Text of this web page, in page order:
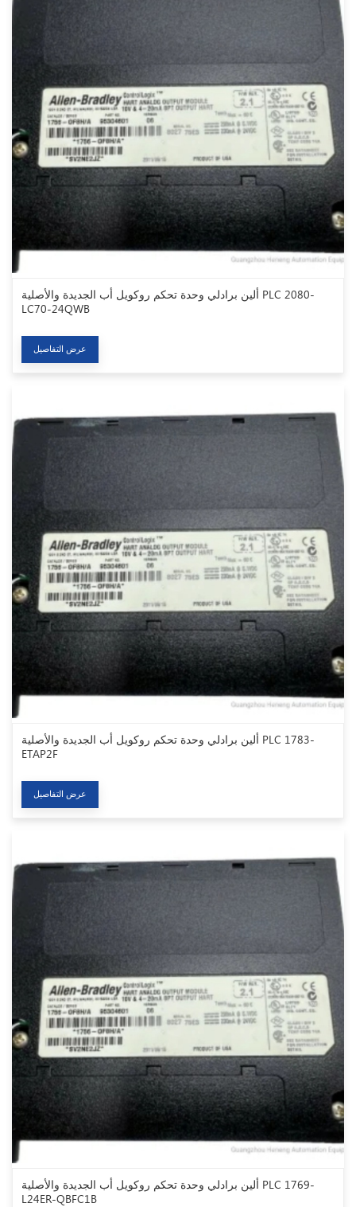
ألين برادلي وحدة تحكم روكويل أب الجديدة والأصلية PLC 2080-
LC70-24QWB
عرض التفاصيل
ألين برادلي وحدة تحكم روكويل أب الجديدة والأصلية PLC 1783-
ETAP2F
عرض التفاصيل
ألين برادلي وحدة تحكم روكويل أب الجديدة والأصلية PLC 1769-
L24ER-QBFC1B